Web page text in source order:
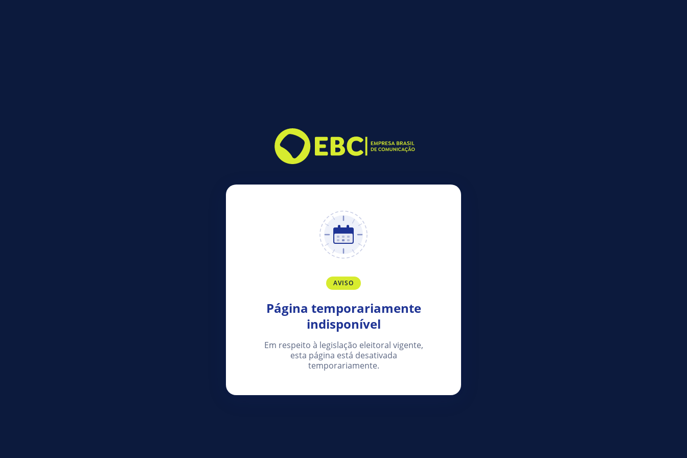
AVISO
Página temporariamente
indisponível
Em respeito à legislação eleitoral vigente,
esta página está desativada
temporariamente.